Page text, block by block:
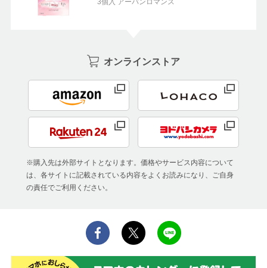
オンラインストア
※購入先は外部サイトとなります。価格やサービス内容について
は、各サイトに記載されている内容をよくお読みになり、ご自身
の責任でご利用ください。